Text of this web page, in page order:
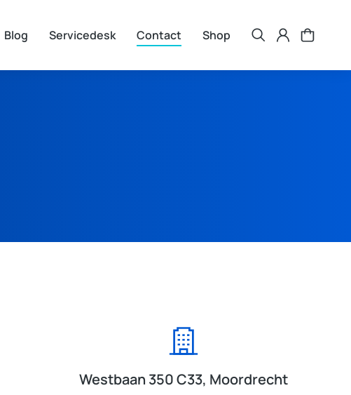
Blog Servicedesk Contact Shop
Westbaan 350 C33, Moordrecht